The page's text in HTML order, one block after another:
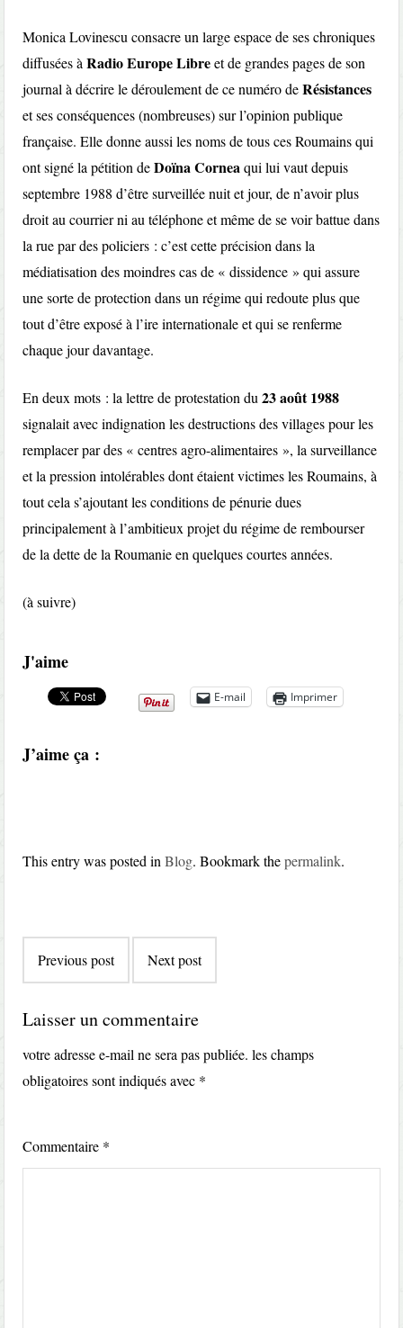
Monica Lovinescu consacre un large espace de ses chroniques
diffusées àRadio Europe Libreet de grandes pages de son
journal à décrire le déroulement de ce numéro deRésistances
et ses conséquences (nombreuses) sur l’opinion publique
française. Elle donne aussi les noms de tous ces Roumains qui
ont signé la pétition deDoïna Corneaqui lui vaut depuis
septembre 1988 d’être surveillée nuit et jour, de n’avoir plus
droit au courrier ni au téléphone et même de se voir battue dans
la rue par des policiers : c’est cette précision dans la
médiatisation des moindres cas de « dissidence » qui assure
une sorte de protection dans un régime qui redoute plus que
tout d’être exposé à l’ire internationale et qui se renferme
chaque jour davantage.
En deux mots : la lettre de protestation du23 août 1988
signalait avec indignation les destructions des villages pour les
remplacer par des « centres agro-alimentaires », la surveillance
et la pression intolérables dont étaient victimes les Roumains, à
tout cela s’ajoutant les conditions de pénurie dues
principalement à l’ambitieux projet du régime de rembourser
de la dette de la Roumanie en quelques courtes années.
(à suivre)
J'aime
E-mail Imprimer
J’aime ça :
This entry was posted inBlog. Bookmark thepermalink.
navigation
Previous post Next post
Laisser un commentaire
votre adresse e-mail ne sera pas publiée. les champs
obligatoires sont indiqués avec *
Commentaire *